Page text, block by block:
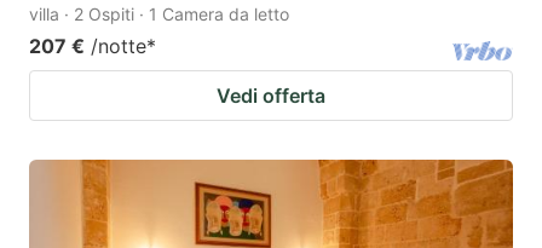
villa · 2 Ospiti · 1 Camera da letto
207 € /notte*
Vedi offerta